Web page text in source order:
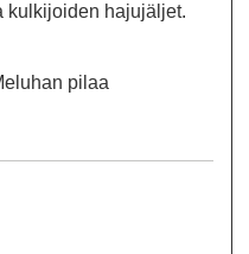
kulkijoiden hajujäljet.
pilaa